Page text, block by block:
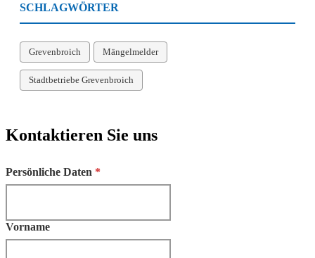
SCHLAGWÖRTER
Grevenbroich Mängelmelder
Stadtbetriebe Grevenbroich
Kontaktieren Sie uns
Persönliche Daten *
Vorname